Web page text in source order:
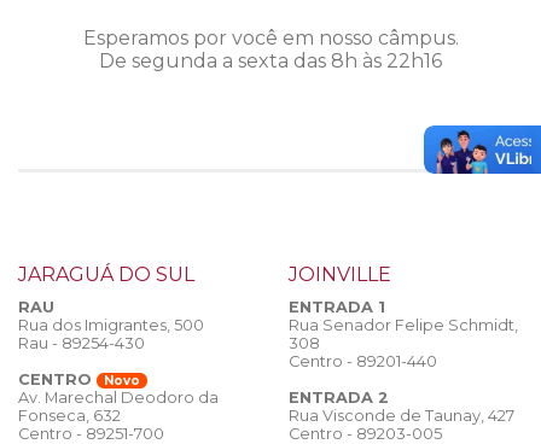
Esperamos por você em nosso câmpus.
De segunda a sexta das 8h às 22h16
JARAGUÁ DO SUL
RAU
Rua dos Imigrantes, 500
Rau - 89254-430
CENTRO
Novo
Av. Marechal Deodoro da
Fonseca, 632
Centro - 89251-700
JOINVILLE
ENTRADA 1
Rua Senador Felipe Schmidt,
308
Centro - 89201-440
ENTRADA 2
Rua Visconde de Taunay, 427
Centro - 89203-005